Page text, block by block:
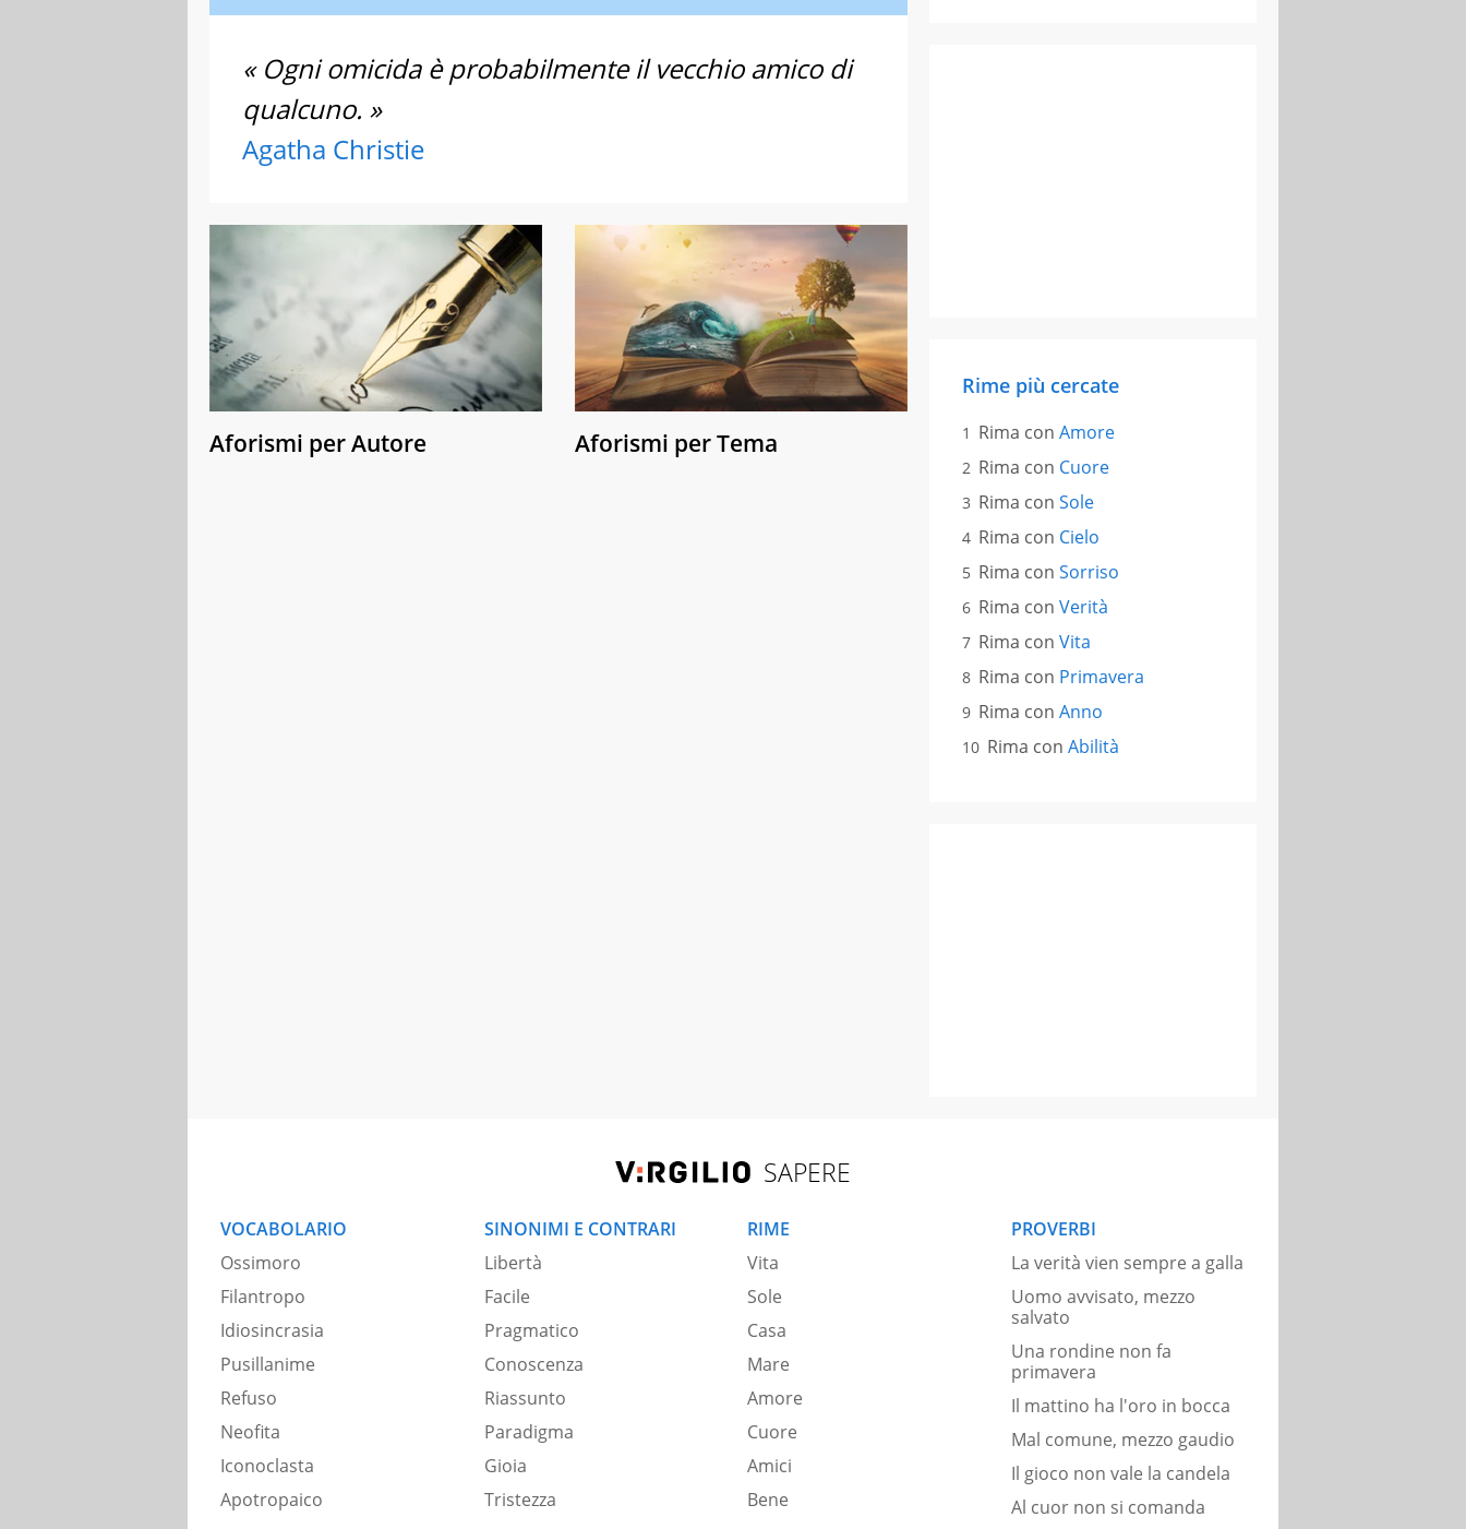
« Ogni omicida è probabilmente il vecchio amico di
qualcuno. »
Agatha Christie
Aforismi per Autore Aforismi per Tema
Rime più cercate
Rima con Amore
Rima con Cuore
Rima con Sole
Rima con Cielo
Rima con Sorriso
Rima con Verità
Rima con Vita
Rima con Primavera
Rima con Anno
Rima con Abilità
SAPERE
VOCABOLARIO
Ossimoro
Filantropo
Idiosincrasia
Pusillanime
Refuso
Neofita
Iconoclasta
Apotropaico
SINONIMI E CONTRARI
Libertà
Facile
Pragmatico
Conoscenza
Riassunto
Paradigma
Gioia
Tristezza
RIME
Vita
Sole
Casa
Mare
Amore
Cuore
Amici
Bene
PROVERBI
La verità vien sempre a galla
Uomo avvisato, mezzo
salvato
Una rondine non fa
primavera
Il mattino ha l'oro in bocca
Mal comune, mezzo gaudio
Il gioco non vale la candela
Al cuor non si comanda